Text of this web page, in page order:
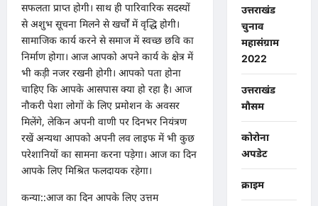
सफलता प्राप्त होगी। साथ ही पारिवारिक सदस्यों
से अशुभ सूचना मिलने से खर्चों में वृद्धि होगी।
सामाजिक कार्य करने से समाज में स्वच्छ छवि का
निर्माण होगा। आज आपको अपने कार्य के क्षेत्र में
भी कड़ी नजर रखनी होगी। आपको पता होना
चाहिए कि आपके आसपास क्या हो रहा है। आज
नौकरी पेशा लोगों के लिए प्रमोशन के अवसर
मिलेंगे, लेकिन अपनी वाणी पर दिनभर नियंत्रण
रखें अन्यथा आपको अपनी लव लाइफ में भी कुछ
परेशानियों का सामना करना पड़ेगा। आज का दिन
आपके लिए मिश्रित फलदायक रहेगा।
कन्या::आज का दिन आपके लिए उत्तम
उत्तराखंड
चुनाव
महासंग्राम
2022
उत्तराखंड
मौसम
कोरोना
अपडेट
क्राइम